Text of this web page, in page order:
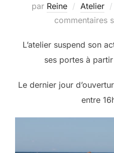
par Reine Atelier
commentaires
L’atelier suspend son
ses portes à
Le dernier jour
entre